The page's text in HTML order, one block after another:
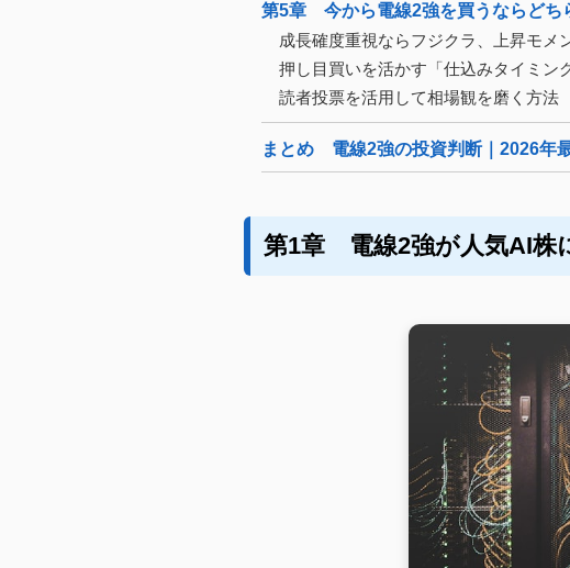
第5章 今から電線2強を買うならどち
成長確度重視ならフジクラ、上昇モメ
押し目買いを活かす「仕込みタイミン
読者投票を活用して相場観を磨く方法
まとめ 電線2強の投資判断｜2026年
第1章 電線2強が人気AI株